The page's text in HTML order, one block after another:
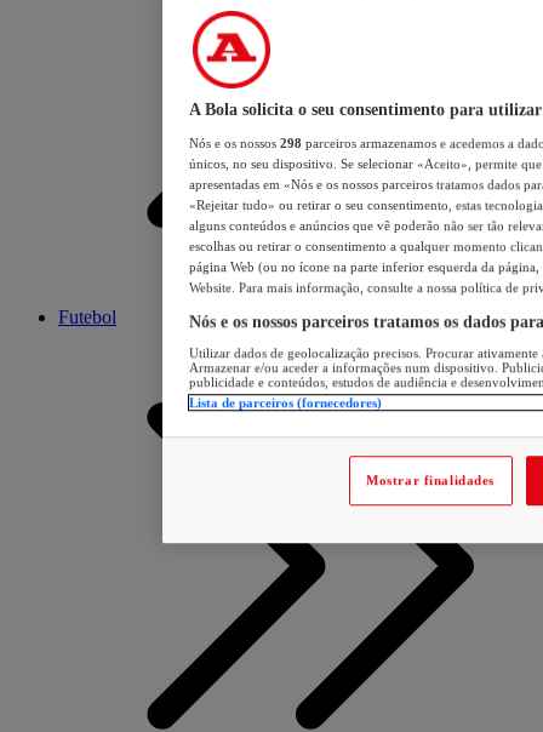
Futebol
A Bola solicita o seu consentimento para utilizar
Nós e os nossos 298 parceiros armazenamos e acedemos a
únicos, no seu dispositivo. Se selecionar «Aceito», permite
apresentadas em «Nós e os nossos parceiros tratamos dados
«Rejeitar tudo» ou retirar o seu consentimento, estas
alguns conteúdos e anúncios que vê poderão não ser tão
escolhas ou retirar o consentimento a qualquer momento
página Web (ou no ícone na parte inferior esquerda da página,
Website. Para mais informação, consulte a nossa política de
Nós e os nossos parceiros tratamos os dados
Utilizar dados de geolocalização precisos. Procurar
Armazenar e/ou aceder a informações num dispositivo.
publicidade e conteúdos, estudos de audiência e
Lista de parceiros (fornecedores)
Mostrar finalidades